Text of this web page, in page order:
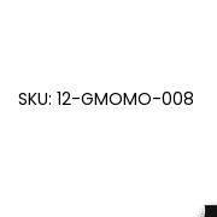
SKU: 12-GMOMO-008